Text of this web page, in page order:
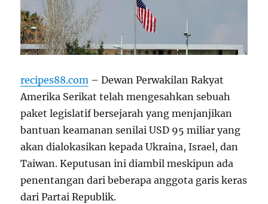
recipes88.com – Dewan Perwakilan Rakyat
Amerika Serikat telah mengesahkan sebuah
paket legislatif bersejarah yang menjanjikan
bantuan keamanan senilai USD 95 miliar yang
akan dialokasikan kepada Ukraina, Israel, dan
Taiwan. Keputusan ini diambil meskipun ada
penentangan dari beberapa anggota garis keras
dari Partai Republik.